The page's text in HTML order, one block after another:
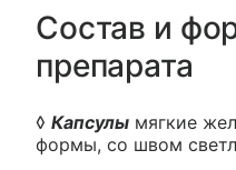
Состав и
препарата
◊ Капсулы мягкие
формы, со швом